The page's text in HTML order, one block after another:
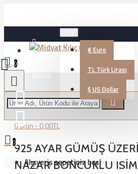
Üye Girişi €Euro
TL Türk Lirası
$ US Dollar
0
0 ürün - 0,00TL
0
Alışveriş sepetiniz boş!
925 AYAR GÜMÜŞ
NAZAR BONCUKLU